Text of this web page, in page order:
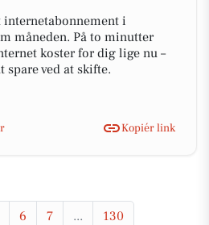
internetabonnement i
måneden. På to minutter
koster for dig lige nu –
spare ved at skifte.
Kopiér link
6 7 ... 130